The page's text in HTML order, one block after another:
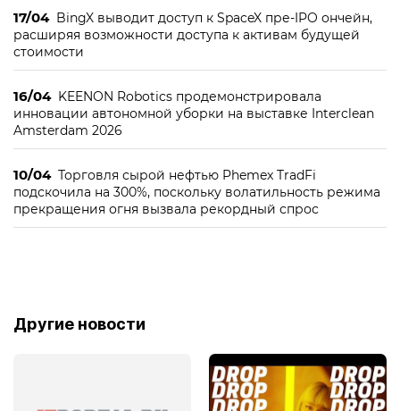
17/04 BingX выводит доступ к SpaceX пре-IPO ончейн,
расширяя возможности доступа к активам будущей
стоимости
16/04 KEENON Robotics продемонстрировала
инновации автономной уборки на выставке Interclean
Amsterdam 2026
10/04 Торговля сырой нефтью Phemex TradFi
подскочила на 300%, поскольку волатильность режима
прекращения огня вызвала рекордный спрос
Другие новости